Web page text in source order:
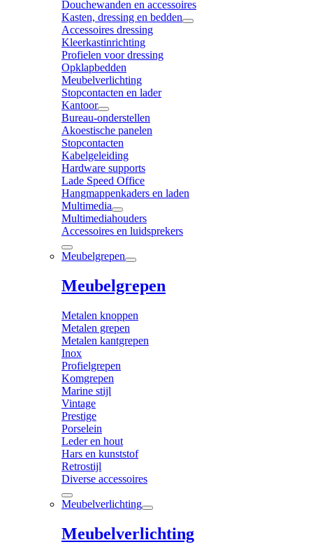
Douchewanden en accessoires
Kasten, dressing en bedden
Accessoires dressing
Kleerkastinrichting
Profielen voor dressing
Opklapbedden
Meubelverlichting
Stopcontacten en lader
Kantoor
Bureau-onderstellen
Akoestische panelen
Stopcontacten
Kabelgeleiding
Hardware supports
Lade Speed Office
Hangmappenkaders en laden
Multimedia
Multimediahouders
Accessoires en luidsprekers
Meubelgrepen
Meubelgrepen
Metalen knoppen
Metalen grepen
Metalen kantgrepen
Inox
Profielgrepen
Komgrepen
Marine stijl
Vintage
Prestige
Porselein
Leder en hout
Hars en kunststof
Retrostijl
Diverse accessoires
Meubelverlichting
Meubelverlichting